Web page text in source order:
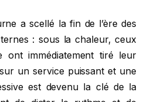
a scellé la fin de l’ère des
: sous la chaleur, ceux
ont immédiatement tiré leur
un service puissant et une
est devenu la clé de la